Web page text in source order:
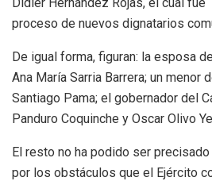
proceso de nuevos dignatarios
De igual forma, figuran: la esposa
Ana María Sarria Barrera; un menor
Santiago Pama; el gobernador del
Panduro Coquinche y Oscar Olivo
El resto no ha podido ser
por los obstáculos que el Ejército